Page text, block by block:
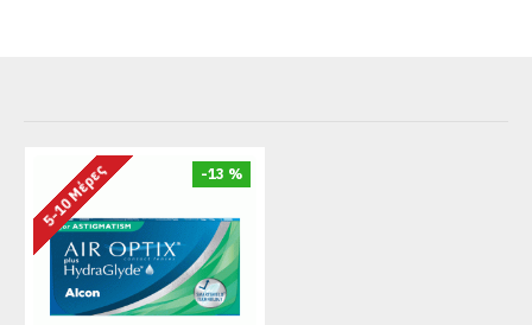
-13 %
5-10 Μέρες